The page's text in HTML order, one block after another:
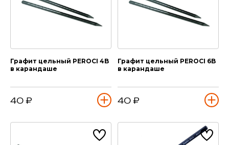
Графит цельный PEROCI 4B
в карандаше
40 ₽
Графит цельный PEROCI 6B
в карандаше
40 ₽